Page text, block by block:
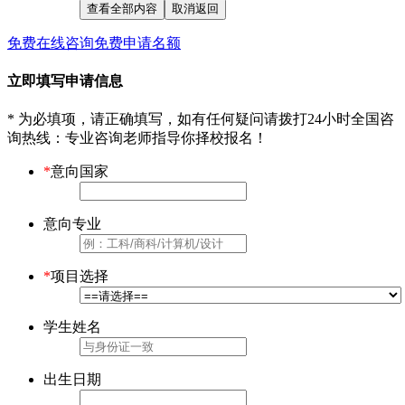
查看全部内容 取消返回
免费在线咨询免费申请名额
立即填写申请信息
* 为必填项，请正确填写，如有任何疑问请拨打24小时全国咨
询热线 ：专业咨询老师指导你择校报名！
*意向国家
意向专业
*项目选择
学生姓名
出生日期